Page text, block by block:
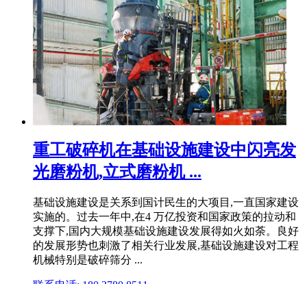
重工破碎机在基础设施建设中闪亮发
光磨粉机,立式磨粉机 ...
基础设施建设是关系到国计民生的大项目,一直国家建设
实施的。过去一年中,在4 万亿投资和国家政策的拉动和
支撑下,国内大规模基础设施建设发展得如火如荼。良好
的发展形势也刺激了相关行业发展,基础设施建设对工程
机械特别是破碎筛分 ...